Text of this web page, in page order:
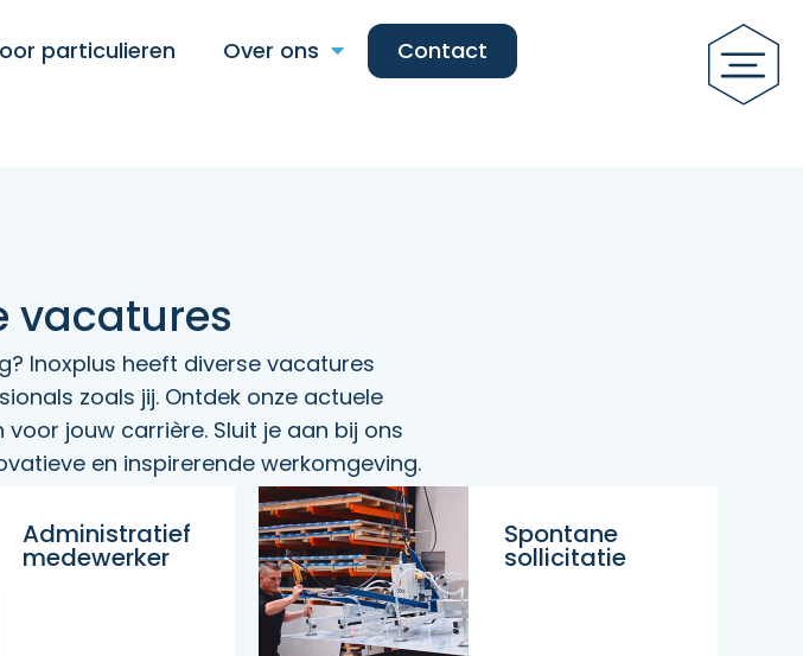
particulieren Over ons Contact
vacatures
Inoxplus heeft diverse vacatures
zoals jij. Ontdek onze actuele
jouw carrière. Sluit je aan bij ons
en inspirerende werkomgeving.
Administratief
medewerker
Spontane
sollicitatie